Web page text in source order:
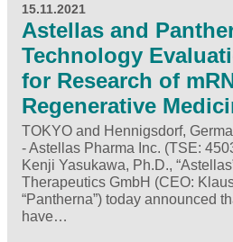
15.11.2021
Astellas and
Technology
for Research of
Regenerative
TOKYO and Hennigsdorf,
- Astellas Pharma Inc. (TSE:
Kenji Yasukawa, Ph.D.,
Therapeutics GmbH (CEO:
“Pantherna”) today announced
have…